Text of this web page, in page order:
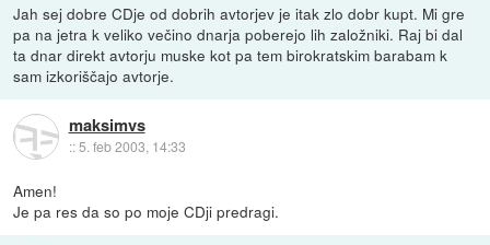
Jah sej dobre CDje od dobrih avtorjev je itak zlo dobr kupt. Mi gre
pa na jetra k veliko večino dnarja poberejo lih založniki. Raj bi dal
ta dnar direkt avtorju muske kot pa tem birokratskim barabam k
sam izkoriščajo avtorje.
maksimvs
::5. feb 2003, 14:33
Amen!
Je pa res da so po moje CDji predragi.